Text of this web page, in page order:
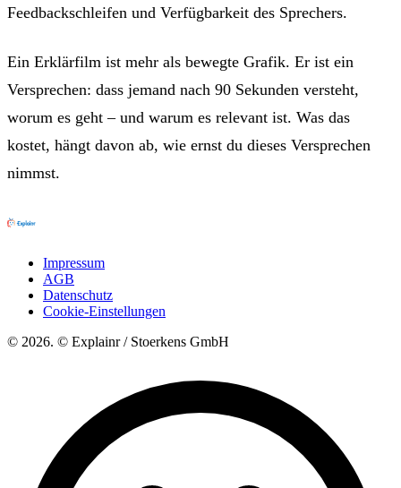
Feedbackschleifen und Verfügbarkeit des Sprechers.
Ein Erklärfilm ist mehr als bewegte Grafik. Er ist ein
Versprechen: dass jemand nach 90 Sekunden versteht,
worum es geht – und warum es relevant ist. Was das
kostet, hängt davon ab, wie ernst du dieses Versprechen
nimmst.
Impressum
AGB
Datenschutz
Cookie-Einstellungen
© 2026. © Explainr / Stoerkens GmbH